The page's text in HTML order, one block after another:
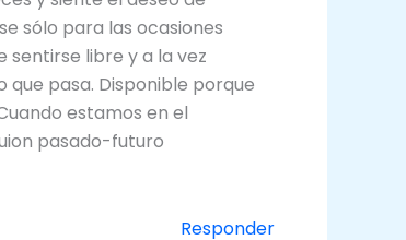
sólo para las ocasiones
sentirse libre y a la vez
que pasa. Disponible porque
estamos en el
pasado-futuro
Responder